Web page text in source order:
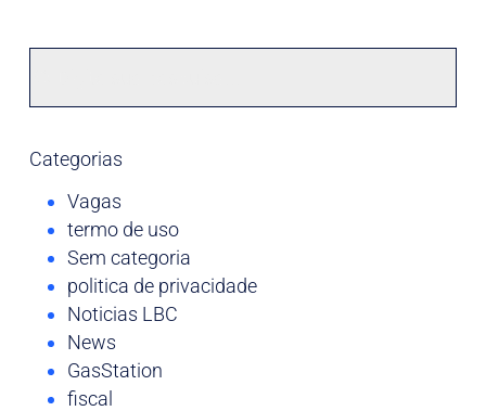
Categorias
Vagas
termo de uso
Sem categoria
politica de privacidade
Noticias LBC
News
GasStation
fiscal